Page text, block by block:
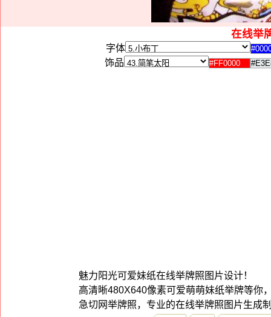
在线举
字体
饰品
魅力阳光可爱妹纸在线举牌照图片设计！
高清晰480X640像素可爱萌萌妹纸举牌等
急切网举牌照，专业的在线举牌照图片生成